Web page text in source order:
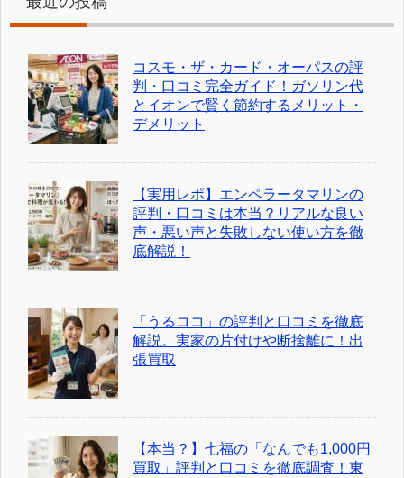
コスモ・ザ・カード・オーパスの評
判・口コミ完全ガイド！ガソリン代
とイオンで賢く節約するメリット・
デメリット
【実用レポ】エンペラータマリンの
評判・口コミは本当？リアルな良い
声・悪い声と失敗しない使い方を徹
底解説！
「うるココ」の評判と口コミを徹底
解説。実家の片付けや断捨離に！出
張買取
【本当？】七福の「なんでも1,000円
買取」評判と口コミを徹底調査！東